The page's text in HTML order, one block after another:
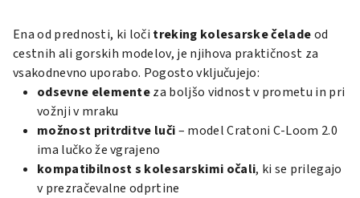
Ena od prednosti, ki loči treking kolesarske čeladeod
cestnih ali gorskih modelov, je njihova praktičnost za
vsakodnevno uporabo. Pogosto vključujejo:
odsevne elementeza boljšo vidnost v prometu in pri
vožnji v mraku
možnost pritrditve luči– model Cratoni C-Loom 2.0
ima lučko že vgrajeno
kompatibilnost s kolesarskimi očali, ki se prilegajo
v prezračevalne odprtine